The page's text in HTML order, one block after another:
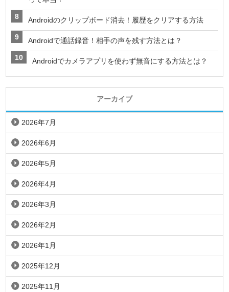
Androidのクリップボード消去！履歴をクリアする方法
Androidで通話録音！相手の声を残す方法とは？
Androidでカメラアプリを使わず無音にする方法とは？
アーカイブ
2026年7月
2026年6月
2026年5月
2026年4月
2026年3月
2026年2月
2026年1月
2025年12月
2025年11月